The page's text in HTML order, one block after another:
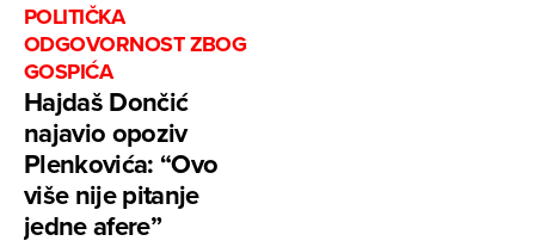
POLITIČKA
ODGOVORNOST ZBOG
GOSPIĆA
Hajdaš Dončić
najavio opoziv
Plenkovića: “Ovo
više nije pitanje
jedne afere”